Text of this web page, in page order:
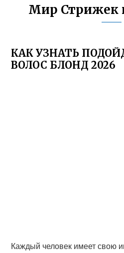
Мир Стрижек
КАК УЗНАТЬ
ВОЛОС БЛОНД 2026
Каждый человек имеет свою